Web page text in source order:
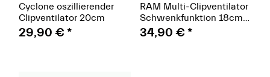
Cyclone oszillierender
Clipventilator 20cm
29,90 € *
RAM Multi-Clipventilator
Schwenkfunktion 18cm
20 W
34,90 € *